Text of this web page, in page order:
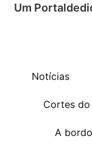
Um
Notícias
Cortes
A